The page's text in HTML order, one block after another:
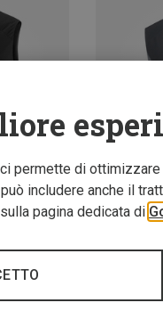
permette di
includere anche il
pagina dedicata di